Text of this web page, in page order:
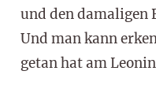
und den damaligen
Und man kann
getan hat am